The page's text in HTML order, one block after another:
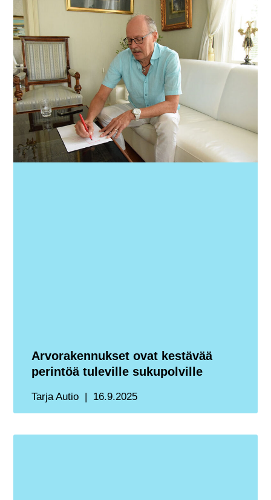
Arvorakennukset ovat kestävää
perintöä tuleville sukupolville
Tarja Autio 16.9.2025